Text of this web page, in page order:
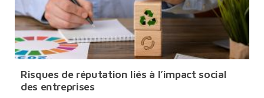
Risques de réputation liés à l’impact social
des entreprises